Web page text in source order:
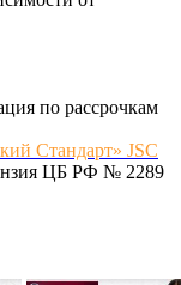
по рассрочкам
Стандарт» JSC
ЦБ РФ № 2289